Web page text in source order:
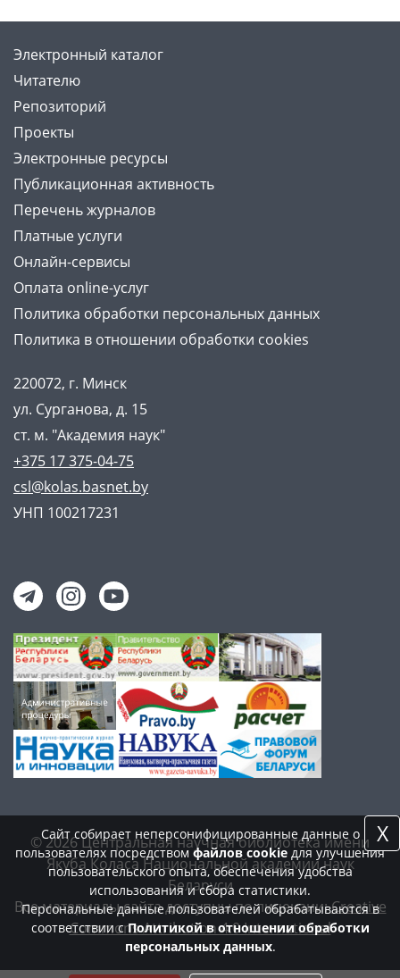
Электронный каталог
Читателю
Репозиторий
Проекты
Электронные ресурсы
Публикационная активность
Перечень журналов
Платные услуги
Онлайн-сервисы
Оплата online-услуг
Политика обработки персональных данных
Политика в отношении обработки cookies
220072, г. Минск
ул. Сурганова, д. 15
ст. м. "Академия наук"
+375 17 375-04-75
csl@kolas.basnet.by
УНП 100217231
© 2026 Центральная научная библиотека имени
Якуба Коласа Национальной академии наук
Беларуси
Все материалы сайта доступны по лицензии:Creative
Commons Attribution 4.0 International
Сайт собирает неперсонифицированные данные о
пользователях посредствомфайлов cookieдля улучшения
пользовательского опыта, обеспечения удобства
использования и сбора статистики.
Персональные данные пользователей обрабатываются в
соответствии сПолитикой в отношении обработки
персональных данных.
X